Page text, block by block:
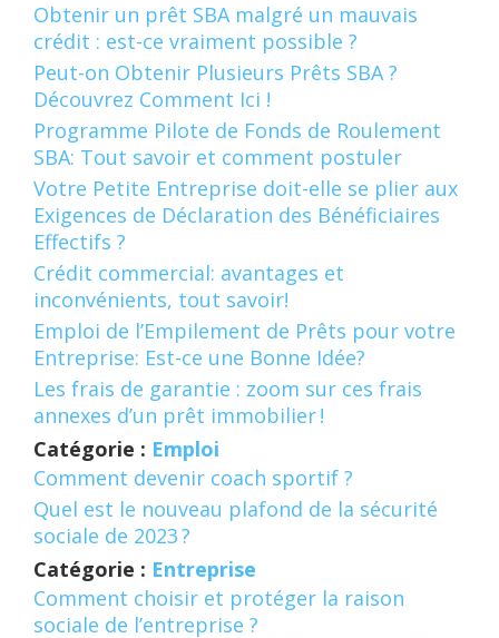
Obtenir un prêt SBA malgré un mauvais
crédit : est-ce vraiment possible ?
Peut-on Obtenir Plusieurs Prêts SBA ?
Découvrez Comment Ici !
Programme Pilote de Fonds de Roulement
SBA: Tout savoir et comment postuler
Votre Petite Entreprise doit-elle se plier aux
Exigences de Déclaration des Bénéficiaires
Effectifs ?
Crédit commercial: avantages et
inconvénients, tout savoir!
Emploi de l’Empilement de Prêts pour votre
Entreprise: Est-ce une Bonne Idée?
Les frais de garantie : zoom sur ces frais
annexes d’un prêt immobilier !
Catégorie : Emploi
Comment devenir coach sportif ?
Quel est le nouveau plafond de la sécurité
sociale de 2023 ?
Catégorie : Entreprise
Comment choisir et protéger la raison
sociale de l’entreprise ?